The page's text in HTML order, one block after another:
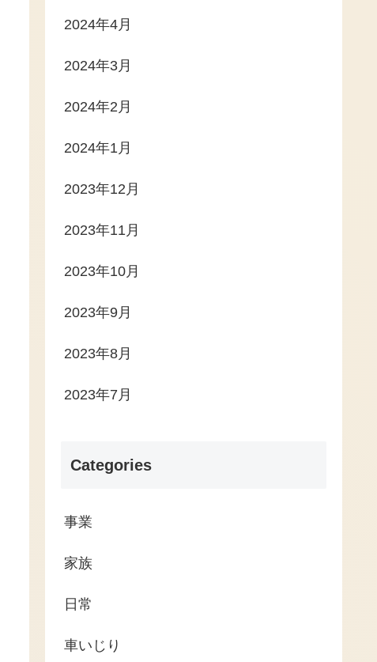
2024年4月
2024年3月
2024年2月
2024年1月
2023年12月
2023年11月
2023年10月
2023年9月
2023年8月
2023年7月
Categories
事業
家族
日常
車いじり